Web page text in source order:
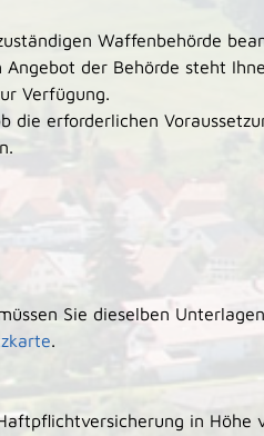
Waffenbehörde
der Behörde steht
Verfügung.
die erforderlichen
Sie dieselben
.
in Höhe